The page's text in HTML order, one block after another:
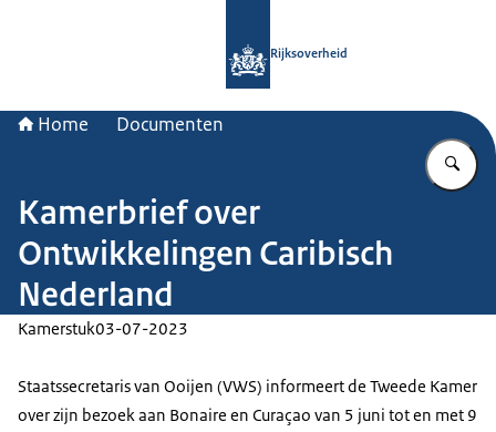
Rijksoverheid
Home Documenten
Kamerbrief over
Ontwikkelingen Caribisch
Nederland
Kamerstuk03-07-2023
Staatssecretaris van Ooijen (VWS) informeert de Tweede Kamer
over zijn bezoek aan Bonaire en Curaçao van 5 juni tot en met 9